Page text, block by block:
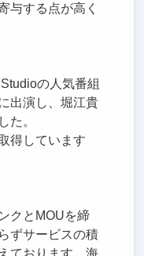
与する点が高く
の人気番組
出演し、堀江貴
た。
得しています
クとMOUを締
ずサービスの積
ております。海